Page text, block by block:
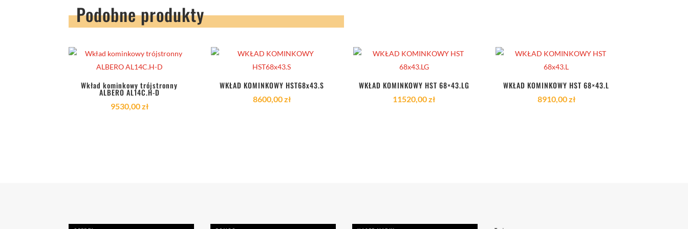
Podobne produkty
Wkład kominkowy trójstronny
ALBERO AL14C.H-D
9530,00zł
WKŁAD KOMINKOWY HST68x43.S
8600,00zł
WKŁAD KOMINKOWY HST 68×43.LG
11520,00zł
WKŁAD KOMINKOWY HST 68×43.L
8910,00zł